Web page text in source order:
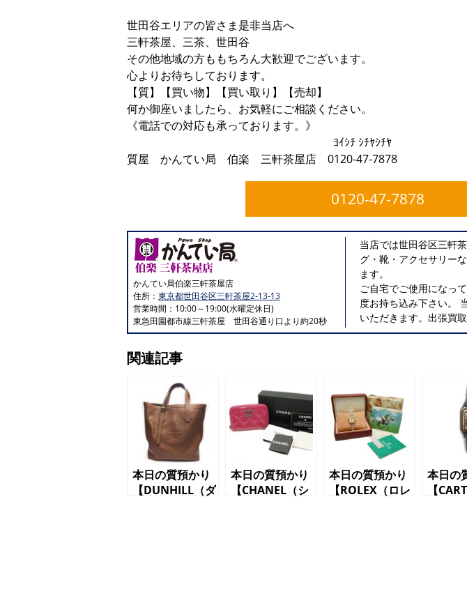
世田谷エリアの皆さま是非当店へ
三軒茶屋、三茶、世田谷
その他地域の方ももちろん大歓迎でございます。
心よりお待ちしております。
【質】【買い物】【買い取り】【売却】
何か御座いましたら、お気軽にご相談ください。
《電話での対応も承っております。》
ﾖｲｼﾁ ｼﾁﾔｼﾁﾔ
質屋 かんてい局 伯楽 三軒茶屋店 0120-47-7878
0120-47-7878
かんてい局伯楽三軒茶屋店
住所：東京都世田谷区三軒茶屋2-13-13
営業時間：10:00～19:00(水曜定休日)
東急田園都市線三軒茶屋 世田谷通り口より約20秒
当店では世田谷区三軒
グ・靴・アクセサリー
ます。
ご自宅でご使用になっ
度お持ち込み下さい。
いただきます。出張買
関連記事
本日の質預かり
【DUNHILL（ダ
本日の質預かり
【CHANEL（シ
本日の質預かり
【ROLEX（ロレ
本日の
【